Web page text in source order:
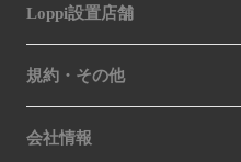
Loppi設置店舗
規約・その他
会社情報